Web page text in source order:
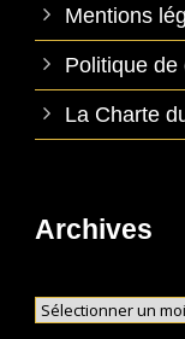
Mentions
Politique de
La Charte
Archives
Archives